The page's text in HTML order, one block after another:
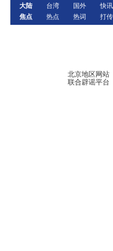
大陆
焦点
台湾
热点
国外
热词
快讯
打传
北京地区网站
联合辟谣平台